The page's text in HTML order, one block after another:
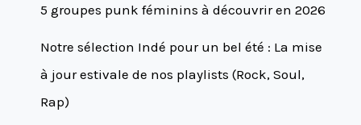
5 groupes punk féminins à découvrir en 2026
Notre sélection Indé pour un bel été : La mise
à jour estivale de nos playlists (Rock, Soul,
Rap)